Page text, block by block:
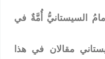
السيستانيُّ أُمَّةٌ في
مقالان في هذا